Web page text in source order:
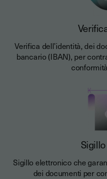
Verifica dell’identità, dei
bancario (IBAN), per
Sigillo elettronico che
dei documenti per